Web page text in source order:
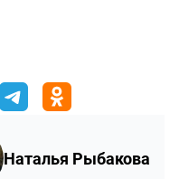
Наталья Рыбакова